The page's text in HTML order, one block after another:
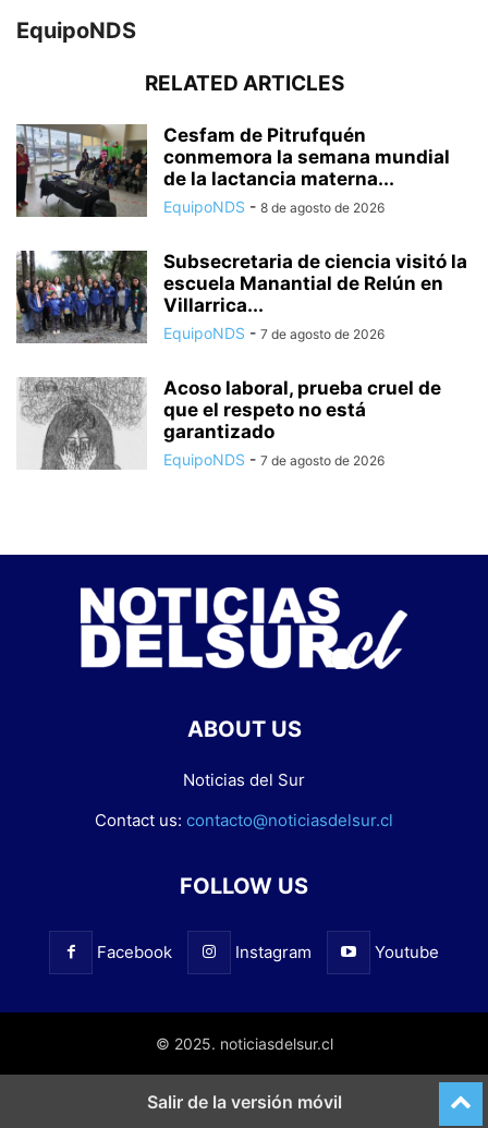
EquipoNDS
RELATED ARTICLES
Cesfam de Pitrufquén
conmemora la semana mundial
de la lactancia materna...
EquipoNDS - 8 de agosto de 2026
Subsecretaria de ciencia visitó la
escuela Manantial de Relún en
Villarrica...
EquipoNDS - 7 de agosto de 2026
Acoso laboral, prueba cruel de
que el respeto no está
garantizado
EquipoNDS - 7 de agosto de 2026
ABOUT US
Noticias del Sur
Contact us: contacto@noticiasdelsur.cl
FOLLOW US
Facebook Instagram Youtube
© 2025. noticiasdelsur.cl
Salir de la versión móvil